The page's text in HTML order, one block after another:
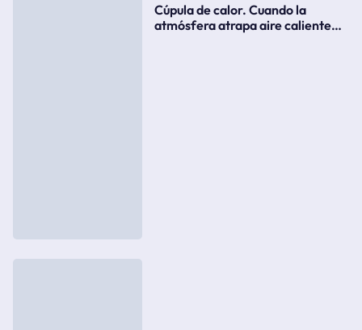
Cúpula de calor. Cuando la
atmósfera atrapa aire caliente